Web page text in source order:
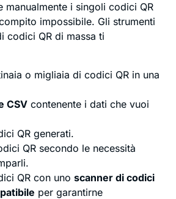
manualmente i singoli codici QR
impossibile. Gli strumenti
codici QR di massa ti
o migliaia di codici QR in una
CSV contenente i dati che vuoi
QR generati.
QR secondo le necessità
QR con uno scanner di codici
per garantirne